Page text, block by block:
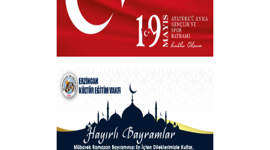
19 MAYIS 2025
+